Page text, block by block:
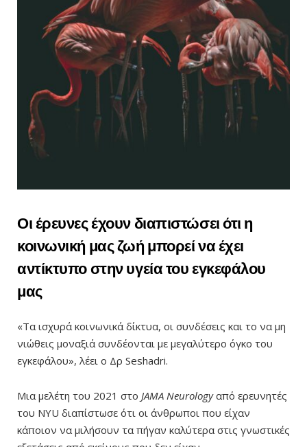
Οι έρευνες έχουν διαπιστώσει ότι η
κοινωνική μας ζωή μπορεί να έχει
αντίκτυπο στην υγεία του εγκεφάλου
μας
«Τα ισχυρά κοινωνικά δίκτυα, οι συνδέσεις και το να μη
νιώθεις μοναξιά συνδέονται με μεγαλύτερο όγκο του
εγκεφάλου», λέει ο Δρ Seshadri.
Μια μελέτη του 2021 στο JAMA Neurologyαπό ερευνητές
του NYU διαπίστωσε ότι οι άνθρωποι που είχαν
κάποιον να μιλήσουν τα πήγαν καλύτερα στις γνωστικές